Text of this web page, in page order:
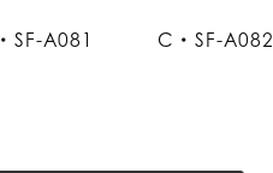
SF-A081 C・SF-